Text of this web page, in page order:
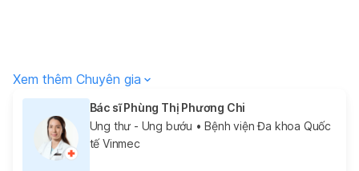
Xem thêm Chuyên gia
Bác sĩ Phùng Thị Phương Chi
Ung thư - Ung bướu • Bệnh viện Đa khoa Quốc
tế Vinmec